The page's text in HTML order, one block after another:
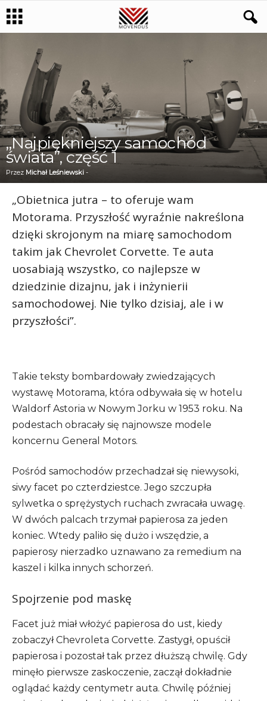
„Najpiękniejszy samochód
świata”, część 1
Przez Michał Leśniewski -
„Obietnica jutra – to oferuje wam
Motorama. Przyszłość wyraźnie nakreślona
dzięki skrojonym na miarę samochodom
takim jak Chevrolet Corvette. Te auta
uosabiają wszystko, co najlepsze w
dziedzinie dizajnu, jak i inżynierii
samochodowej. Nie tylko dzisiaj, ale i w
przyszłości”.
Takie teksty bombardowały zwiedzających
wystawę Motorama, która odbywała się w hotelu
Waldorf Astoria w Nowym Jorku w 1953 roku. Na
podestach obracały się najnowsze modele
koncernu General Motors.
Pośród samochodów przechadzał się niewysoki,
siwy facet po czterdziestce. Jego szczupła
sylwetka o sprężystych ruchach zwracała uwagę.
W dwóch palcach trzymał papierosa za jeden
koniec. Wtedy paliło się dużo i wszędzie, a
papierosy nierzadko uznawano za remedium na
kaszel i kilka innych schorzeń.
Spojrzenie pod maskę
Facet już miał włożyć papierosa do ust, kiedy
zobaczył Chevroleta Corvette. Zastygł, opuścił
papierosa i pozostał tak przez dłuższą chwilę. Gdy
minęło pierwsze zaskoczenie, zaczął dokładnie
oglądać każdy centymetr auta. Chwilę później